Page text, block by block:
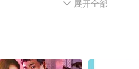
 展开全部